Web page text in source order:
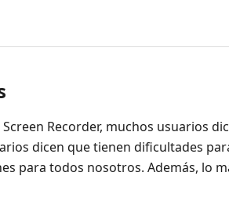
Recorder, muchos usuarios
dicen que tienen dificultades
para todos nosotros. Además, lo